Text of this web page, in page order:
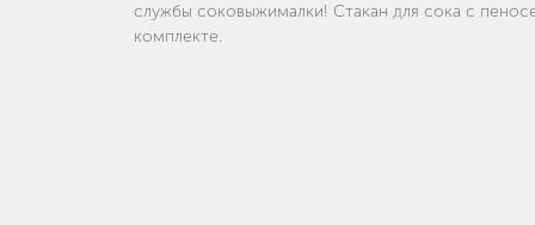
службы соковыжималки! Стакан для сока с
комплекте.